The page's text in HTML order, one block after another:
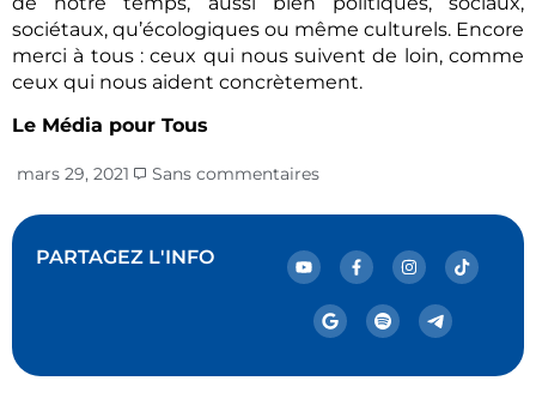
sociétaux, qu’écologiques ou même culturels. Encore
merci à tous : ceux qui nous suivent de loin, comme
ceux qui nous aident concrètement.
Le Média pour Tous
mars 29, 2021 Sans commentaires
PARTAGEZ L'INFO